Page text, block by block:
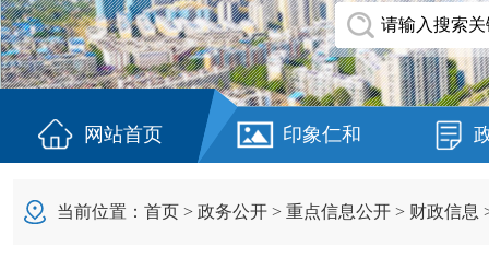
网站首页 印象仁和
当前位置： 首页 > 政务公开 > 重点信息公开 > 财政信息